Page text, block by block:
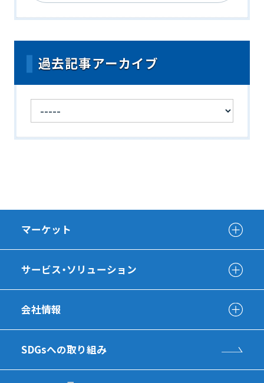
過去記事アーカイブ
マーケット
サービス・ソリューション
会社情報
SDGsへの取り組み